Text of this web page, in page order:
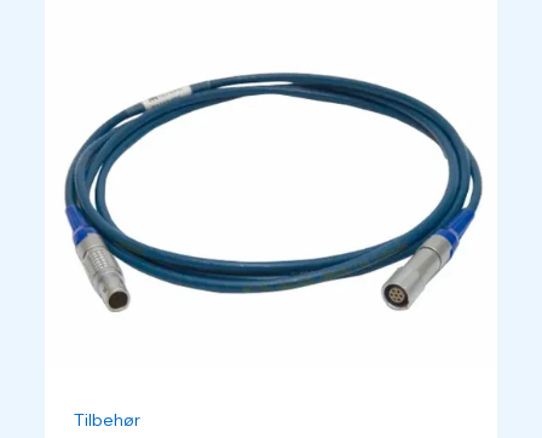
Tilbehør